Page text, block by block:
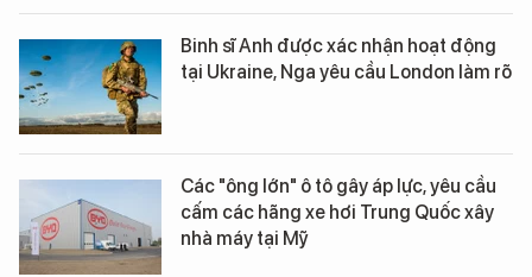
Binh sĩ Anh được xác nhận hoạt động
tại Ukraine, Nga yêu cầu London làm rõ
Các "ông lớn" ô tô gây áp lực, yêu cầu
cấm các hãng xe hơi Trung Quốc xây
nhà máy tại Mỹ